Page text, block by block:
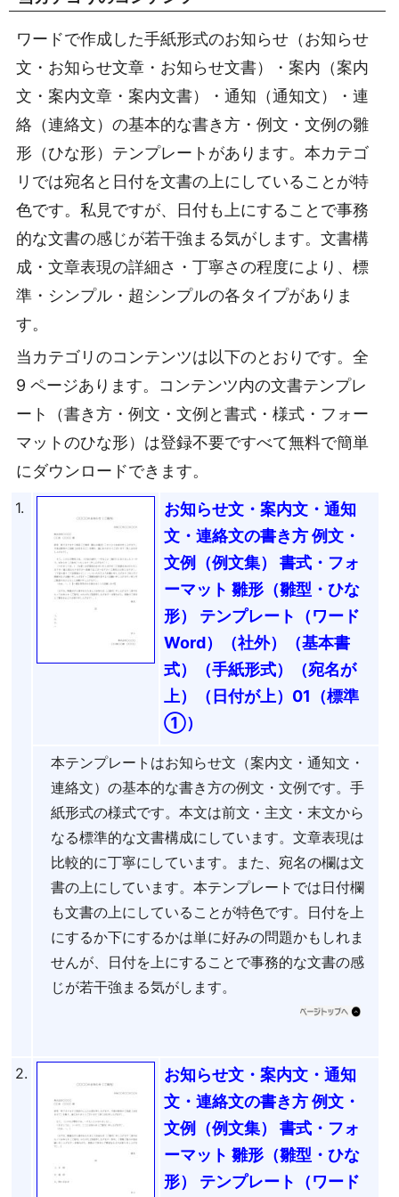
ワードで作成した手紙形式のお知らせ（お知らせ
文・お知らせ文章・お知らせ文書）・案内（案内
文・案内文章・案内文書）・通知（通知文）・連
絡（連絡文）の基本的な書き方・例文・文例の雛
形（ひな形）テンプレートがあります。本カテゴ
リでは宛名と日付を文書の上にしていることが特
色です。私見ですが、日付も上にすることで事務
的な文書の感じが若干強まる気がします。文書構
成・文章表現の詳細さ・丁寧さの程度により、標
準・シンプル・超シンプルの各タイプがありま
す。
当カテゴリのコンテンツは以下のとおりです。全
9 ページあります。コンテンツ内の文書テンプレ
ート（書き方・例文・文例と書式・様式・フォー
マットのひな形）は登録不要ですべて無料で簡単
にダウンロードできます。
1.
お知らせ文・案内文・通知
文・連絡文の書き方 例文・
文例（例文集） 書式・フォ
ーマット 雛形（雛型・ひな
形） テンプレート（ワード
Word）（社外）（基本書
式）（手紙形式）（宛名が
上）（日付が上）01（標準
①）
本テンプレートはお知らせ文（案内文・通知文・
連絡文）の基本的な書き方の例文・文例です。手
紙形式の様式です。本文は前文・主文・末文から
なる標準的な文書構成にしています。文章表現は
比較的に丁寧にしています。また、宛名の欄は文
書の上にしています。本テンプレートでは日付欄
も文書の上にしていることが特色です。日付を上
にするか下にするかは単に好みの問題かもしれま
せんが、日付を上にすることで事務的な文書の感
じが若干強まる気がします。
2.
お知らせ文・案内文・通知
文・連絡文の書き方 例文・
文例（例文集） 書式・フォ
ーマット 雛形（雛型・ひな
形） テンプレート（ワード